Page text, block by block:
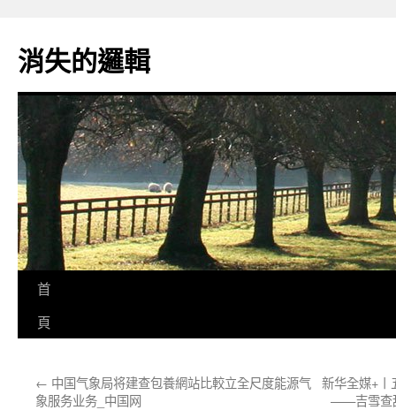
主
要
消失的邏輯
首
頁
← 中国气象局将建查包養網站比較立全尺度能源气
象服务业务_中国网
新华全媒+丨
——吉雪查